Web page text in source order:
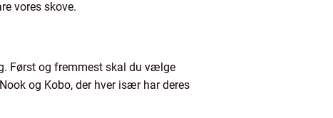
vores skove.
Først og fremmest skal du vælge
og Kobo, der hver især har deres